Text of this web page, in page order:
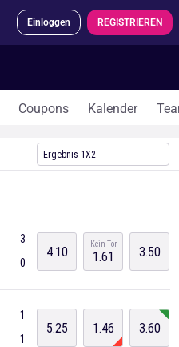
Einloggen REGISTRIEREN
Coupons Kalender
Ergebnis 1X2
3
0
4.10
Kein Tor
1.61 3.50
1
1
5.25 1.46 3.60